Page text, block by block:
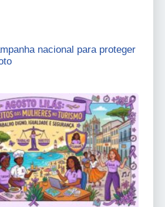
nacional para proteger